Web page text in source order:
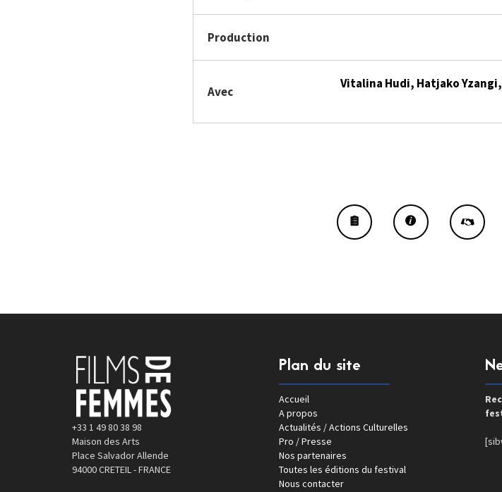
Production
Avec
Vitalina Hudi, Hatjako
+33 1 49 80 38 98
Maison des Arts
Place Salvador Allende
94000 CRETEIL - FRANCE
Plan du site
Accueil
A propos
Actualités / Actions Culturelles
Pro / Presse
Nos partenaires
Toutes les éditions du festival
Nous contacter